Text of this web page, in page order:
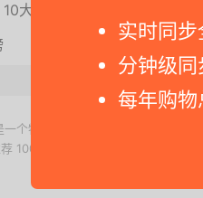
实时同
分钟级
每年购
大眼线笔品牌排行榜
个特价搜索引擎。我们实时监控和
1000+ 高性价比商品和打折促销